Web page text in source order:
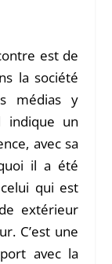
est de
la société
médias y
indique un
avec sa
il a été
qui est
extérieur
C’est une
avec la